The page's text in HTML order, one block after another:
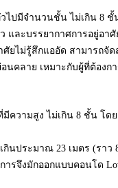
ไปมีจำนวนชั้น ไม่เกิน 8
ละบรรยากาศการอยู่อาศั
ศัยไม่รู้สึกแออัด สามารถ
นคลาย เหมาะกับผู้ที่ต้อง
ความสูง ไม่เกิน 8 ชั้น โ
นประมาณ 23 เมตร (รา
รจึงมักออกแบบคอนโด